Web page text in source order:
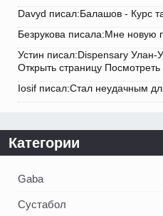
Davyd писал:Балашов - Курс
Безрукова писала:Мне новую
Устин писал:Dispensary Улан-
Открыть страницу Посмотреть
Iosif писал:Стал неудачным
Категории
Gaba
Сустабол